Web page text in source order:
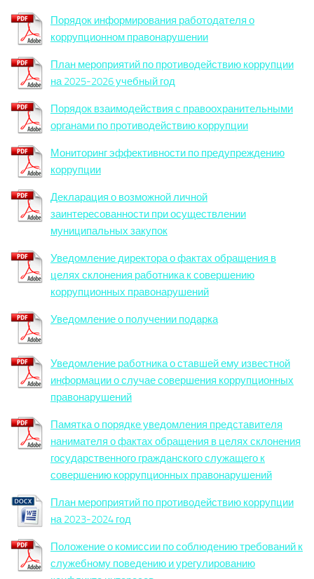
Порядок информирования работодателя о
коррупционном правонарушении
План мероприятий по противодействию коррупции
на 2025-2026 учебный год
Порядок взаимодействия с правоохранительными
органами по противодействию коррупции
Мониторинг эффективности по предупреждению
коррупции
Декларация о возможной личной
заинтересованности при осуществлении
муниципальных закупок
Уведомление директора о фактах обращения в
целях склонения работника к совершению
коррупционных правонарушений
Уведомление о получении подарка
Уведомление работника о ставшей ему известной
информации о случае совершения коррупционных
правонарушений
Памятка о порядке уведомления представителя
нанимателя о фактах обращения в целях склонения
государственного гражданского служащего к
совершению коррупционных правонарушений
План мероприятий по противодействию коррупции
на 2023-2024 год
Положение о комиссии по соблюдению требований к
служебному поведению и урегулированию